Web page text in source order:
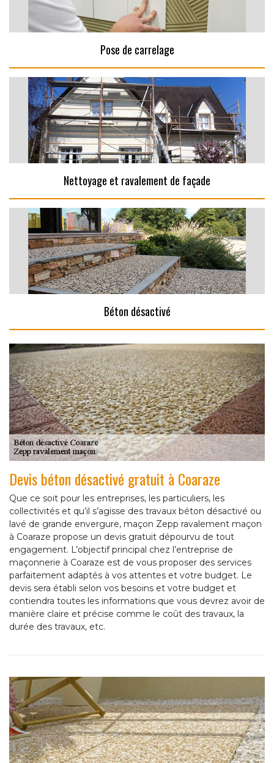
Pose de carrelage
Nettoyage et ravalement de façade
Béton désactivé
Devis béton désactivé gratuit à Coaraze
Que ce soit pour les entreprises, les particuliers, les
collectivités et qu’il s’agisse des travaux béton désactivé ou
lavé de grande envergure, maçon Zepp ravalement maçon
à Coaraze propose un devis gratuit dépourvu de tout
engagement. L’objectif principal chez l’entreprise de
maçonnerie à Coaraze est de vous proposer des services
parfaitement adaptés à vos attentes et votre budget. Le
devis sera établi selon vos besoins et votre budget et
contiendra toutes les informations que vous devrez avoir de
manière claire et précise comme le coût des travaux, la
durée des travaux, etc.